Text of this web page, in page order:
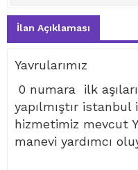
İlan Açıklaması
Yavrularımız
0 numara ilk
yapılmıştır
hizmetimiz mevcut
manevi yardımcı